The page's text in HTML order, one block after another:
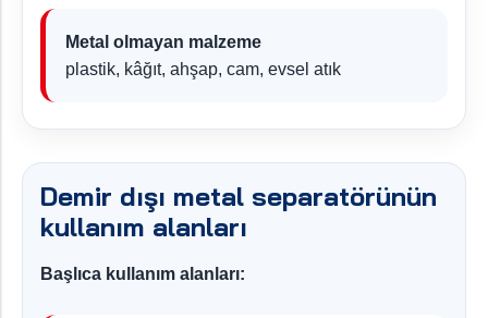
Metal olmayan malzeme
plastik, kâğıt, ahşap, cam, evsel atık
Demir dışı metal separatörünün
kullanım alanları
Başlıca kullanım alanları: